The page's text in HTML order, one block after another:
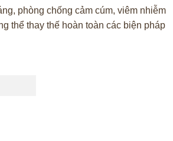
phòng chống cảm cúm, viêm nhiễm
thể thay thế hoàn toàn các biện pháp